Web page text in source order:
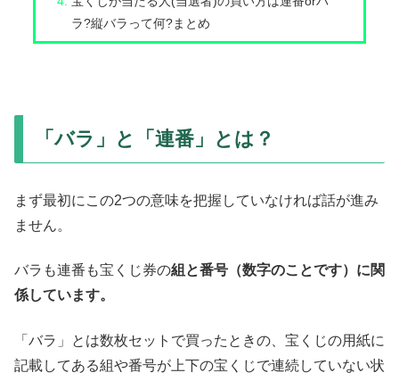
ラ?縦バラって何?まとめ
「バラ」と「連番」とは？
まず最初にこの2つの意味を把握していなければ話が進み
ません。
バラも連番も宝くじ券の組と番号（数字のことです）に関
係しています。
「バラ」とは数枚セットで買ったときの、宝くじの用紙に
記載してある組や番号が上下の宝くじで連続していない状